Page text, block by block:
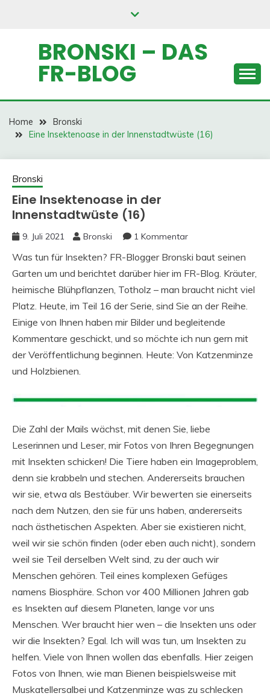
BRONSKI – DAS
FR-BLOG
Home
Bronski
Eine Insektenoase in der Innenstadtwüste (16)
Bronski
Eine Insektenoase in der
Innenstadtwüste (16)
9. Juli 2021 Bronski 1 Kommentar
Was tun für Insekten? FR-Blogger Bronski baut seinen
Garten um und berichtet darüber hier im FR-Blog. Kräuter,
heimische Blühpflanzen, Totholz – man braucht nicht viel
Platz. Heute, im Teil 16 der Serie, sind Sie an der Reihe.
Einige von Ihnen haben mir Bilder und begleitende
Kommentare geschickt, und so möchte ich nun gern mit
der Veröffentlichung beginnen. Heute: Von Katzenminze
und Holzbienen.
Die Zahl der Mails wächst, mit denen Sie, liebe
Leserinnen und Leser, mir Fotos von Ihren Begegnungen
mit Insekten schicken! Die Tiere haben ein Imageproblem,
denn sie krabbeln und stechen. Andererseits brauchen
wir sie, etwa als Bestäuber. Wir bewerten sie einerseits
nach dem Nutzen, den sie für uns haben, andererseits
nach ästhetischen Aspekten. Aber sie existieren nicht,
weil wir sie schön finden (oder eben auch nicht), sondern
weil sie Teil derselben Welt sind, zu der auch wir
Menschen gehören. Teil eines komplexen Gefüges
namens Biosphäre. Schon vor 400 Millionen Jahren gab
es Insekten auf diesem Planeten, lange vor uns
Menschen. Wer braucht hier wen – die Insekten uns oder
wir die Insekten? Egal. Ich will was tun, um Insekten zu
helfen. Viele von Ihnen wollen das ebenfalls. Hier zeigen
Fotos von Ihnen, wie man Bienen beispielsweise mit
Muskatellersalbei und Katzenminze was zu schlecken